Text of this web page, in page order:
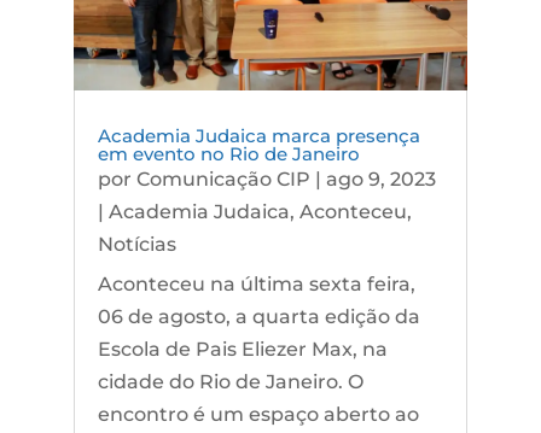
Academia Judaica marca presença
em evento no Rio de Janeiro
por Comunicação CIP | ago 9, 2023
| Academia Judaica, Aconteceu,
Notícias
Aconteceu na última sexta feira,
06 de agosto, a quarta edição da
Escola de Pais Eliezer Max, na
cidade do Rio de Janeiro. O
encontro é um espaço aberto ao